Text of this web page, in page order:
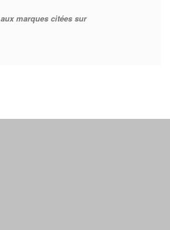
marques citées sur